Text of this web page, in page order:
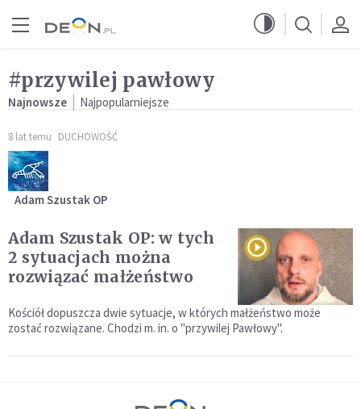
#przywilej pawłowy
Najnowsze Najpopularniejsze
8 lat temu DUCHOWOŚĆ
Adam Szustak OP
Adam Szustak OP: w tych
2 sytuacjach można
rozwiązać małżeństwo
Kościół dopuszcza dwie sytuacje, w których małżeństwo może
zostać rozwiązane. Chodzi m. in. o "przywilej Pawłowy".